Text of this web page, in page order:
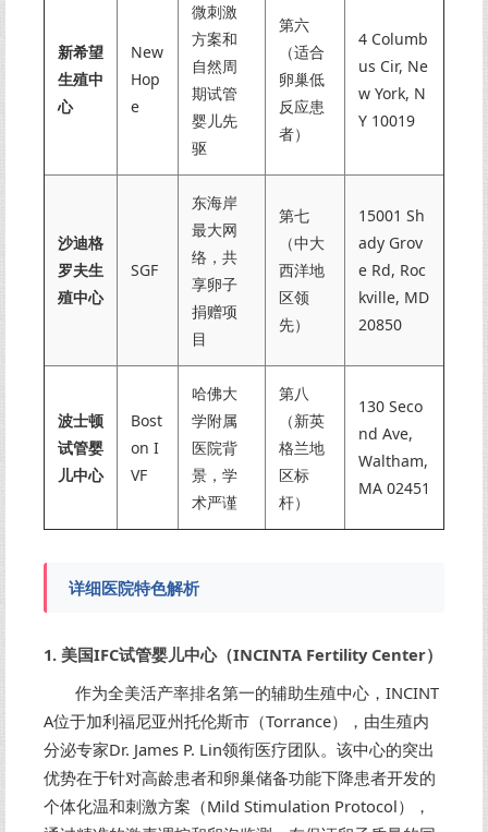
新希望
生殖中
心
New
Hop
e
微刺激
方案和
自然周
期试管
婴儿先
驱
第六
（适合
卵巢低
反应患
者）
4 Columb
us Cir, Ne
w York, N
Y 10019
沙迪格
罗夫生
殖中心
SGF
东海岸
最大网
络，共
享卵子
捐赠项
目
第七
（中大
西洋地
区领
先）
15001 Sh
ady Grov
e Rd, Roc
kville, MD
20850
波士顿
试管婴
儿中心
Bost
on I
VF
哈佛大
学附属
医院背
景，学
术严谨
第八
（新英
格兰地
区标
杆）
130 Seco
nd Ave,
Waltham,
MA 02451
详细医院特色解析
1. 美国IFC试管婴儿中心（INCINTA Fertility Center）
作为全美活产率排名第一的辅助生殖中心，INCINT
A位于加利福尼亚州托伦斯市（Torrance），由生殖内
分泌专家Dr. James P. Lin领衔医疗团队。该中心的突出
优势在于针对高龄患者和卵巢储备功能下降患者开发的
个体化温和刺激方案（Mild Stimulation Protocol），